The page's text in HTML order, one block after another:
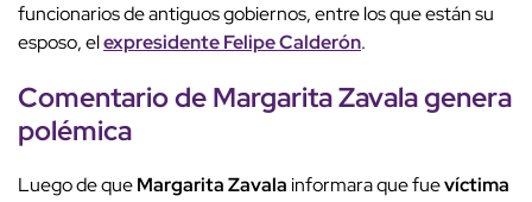
funcionarios de antiguos gobiernos, entre los que están su
esposo, elexpresidente Felipe Calderón.
Comentario de Margarita Zavala genera
polémica
Luego de queMargarita Zavalainformara que fuevíctima